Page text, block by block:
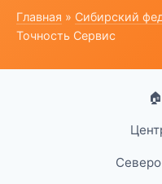
Главная » Сибирский
Точность Сервис